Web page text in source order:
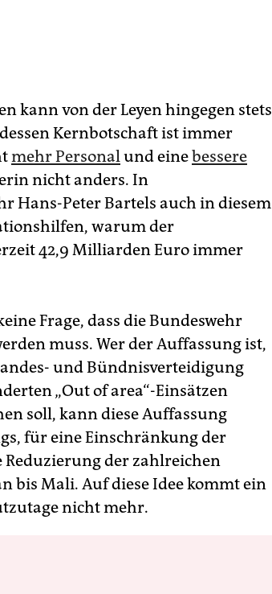
kann von der Leyen hingegen stets
Kernbotschaft ist immer
mehr Personal und einebessere
nicht anders. In
Hans-Peter Bartels auch in diesem
warum der
42,9 Milliarden Euro immer
Frage, dass die Bundeswehr
muss. Wer der Auffassung ist,
und Bündnisverteidigung
„Out of area“-Einsätzen
soll, kann diese Auffassung
für eine Einschränkung der
der zahlreichen
bis Mali. Auf diese Idee kommt ein
nicht mehr.